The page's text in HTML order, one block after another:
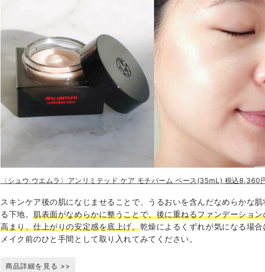
〈シュウ ウエムラ〉アンリミテッド ケア モチバーム ベース(35mL) 税込8,360
スキンケア後の肌になじませることで、うるおいを含んだなめらかな
る下地。肌表面がなめらかに整うことで、後に重ねるファンデーショ
高まり、仕上がりの安定感を底上げ。乾燥によるくずれが気になる場
メイク前のひと手間として取り入れてみてください。
商品詳細を見る >>